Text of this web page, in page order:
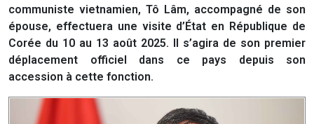
communiste vietnamien, Tô Lâm, accompagné de son
épouse, effectuera une visite d’État en République de
Corée du 10 au 13 août 2025. Il s’agira de son premier
déplacement officiel dans ce pays depuis son
accession à cette fonction.